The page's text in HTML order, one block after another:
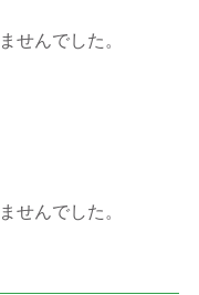
せんでした。
せんでした。